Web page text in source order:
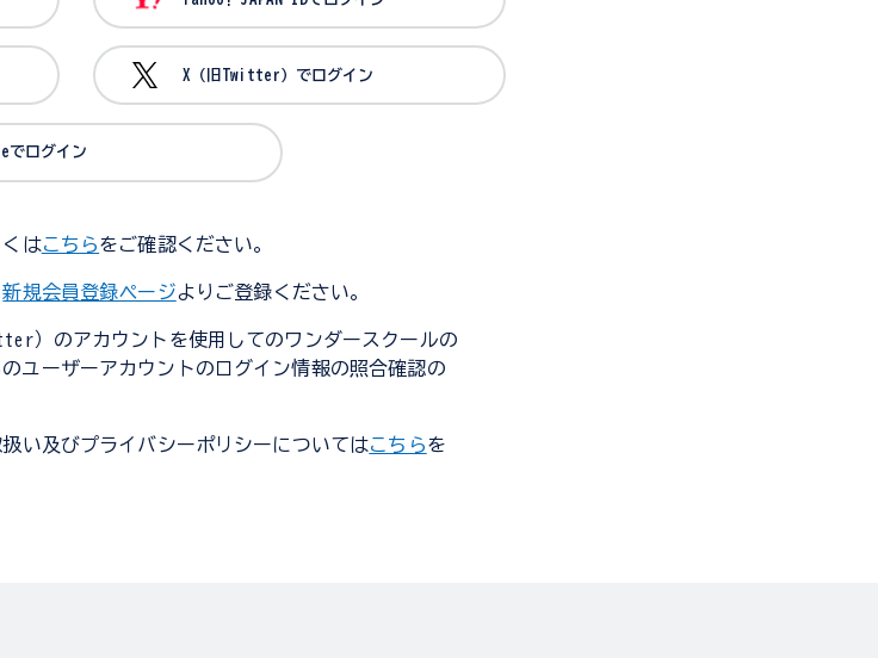
X（旧Twitter）でログイン
でログイン
はこちらをご確認ください。
新規会員登録ページよりご登録ください。
）のアカウントを使用してのワンダースクールの
ユーザーアカウントのログイン情報の照合確認の
い及びプライバシーポリシーについてはこちらを